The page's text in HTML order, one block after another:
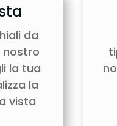
da
la tua
la
vista